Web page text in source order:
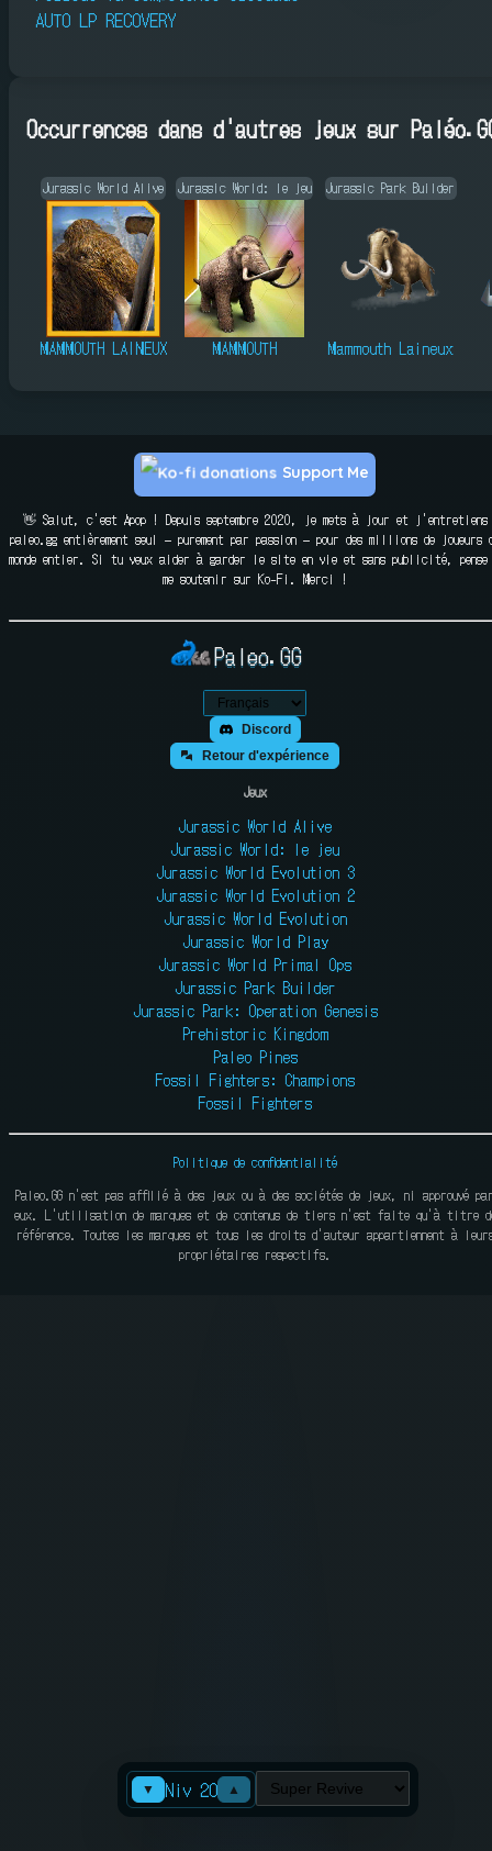
▼ Niv 20 ▲
AUTO LP RECOVERY
Occurrences dans d'autres jeux sur
Jurassic World Alive
MAMMOUTH LAINEUX
Jurassic World: le jeu
MAMMOUTH
Jurassic Park Builder
Mammouth Laineux
👋 Salut, c'est Apop ! Depuis septembre 2020, je mets à jour et j'entretiens
paleo.gg entièrement seul — purement par passion — pour des millions de joueurs
monde entier. Si tu veux aider à garder le site en vie et sans publicité, pense
me soutenir sur Ko-Fi. Merci !
Support Me
Paleo.GG
Discord
Retour d'expérience
Jeux
Jurassic World Alive
Jurassic World: le jeu
Jurassic World Evolution 3
Jurassic World Evolution 2
Jurassic World Evolution
Jurassic World Play
Jurassic World Primal Ops
Jurassic Park Builder
Jurassic Park: Operation Genesis
Prehistoric Kingdom
Paleo Pines
Fossil Fighters: Champions
Fossil Fighters
Paleo.GG n'est pas affilié à des jeux ou à des sociétés de jeux, ni approuvé
eux. L'utilisation de marques et de contenus de tiers n'est faite qu'à titre
référence. Toutes les marques et tous les droits d'auteur appartiennent à
propriétaires respectifs.
Politique de confidentialité